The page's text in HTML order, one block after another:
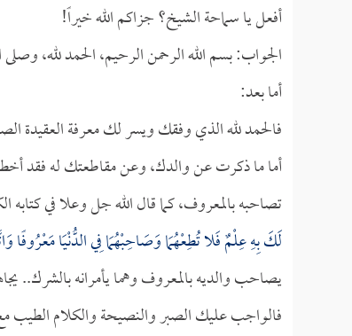
أفعل يا سماحة الشيخ؟ جزاكم الله خيراً!
الجواب: بسم الله الرحمن الرحيم، الحمد لله،
أما بعد:
فالحمد لله الذي وفقك ويسر لك معرفة العقيدة
أما ما ذكرت عن والدك، وعن مقاطعتك له فقد
تصاحبه بالمعروف، كما قال الله جل وعلا في كتابه
لَكَ بِهِ عِلْمٌ فَلا تُطِعْهُمَا وَصَاحِبْهُمَا فِي الدُّنْيَا مَعْرُوفًا
يصاحب والديه بالمعروف وهما يأمرانه بالشرك..
فالواجب عليك الصبر والنصيحة والكلام الطيب